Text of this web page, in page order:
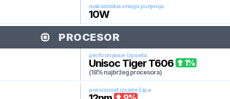
maksimalna snaga punjenja
10W
PROCESOR
performanse čipseta
Unisoc Tiger T606
(18% najbržeg procesora)
1%
preciznost izrade čipa